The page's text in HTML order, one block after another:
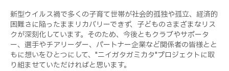
新型ウイルス禍で多くの子育て世帯が社会的孤独や孤立、経済的
困難さに陥ったままリカバリーできず、子どものさまざまなリス
クが深刻化しています。そのため、今後ともクラブやサポータ
ー、選手やチアリーダー、パートナー企業など関係者の皆様とと
もに想いをひとつにして、 "ニイガタガミカタ"プロジェクトに取
り組ませていただければと思います。